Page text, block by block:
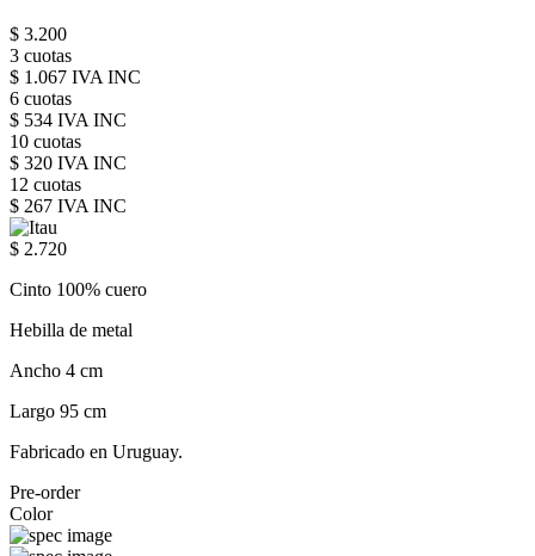
$ 3.200
3 cuotas
$ 1.067 IVA INC
6 cuotas
$ 534 IVA INC
10 cuotas
$ 320 IVA INC
12 cuotas
$ 267 IVA INC
$ 2.720
Cinto 100% cuero
Hebilla de metal
Ancho 4 cm
Largo 95 cm
Fabricado en Uruguay.
Pre-order
Color